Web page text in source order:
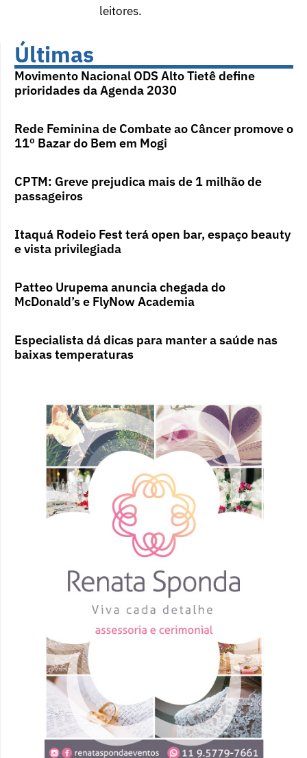
leitores.
Últimas
Movimento Nacional ODS Alto Tietê define
prioridades da Agenda 2030
Rede Feminina de Combate ao Câncer promove o
11º Bazar do Bem em Mogi
CPTM: Greve prejudica mais de 1 milhão de
passageiros
Itaquá Rodeio Fest terá open bar, espaço beauty
e vista privilegiada
Patteo Urupema anuncia chegada do
McDonald’s e FlyNow Academia
Especialista dá dicas para manter a saúde nas
baixas temperaturas